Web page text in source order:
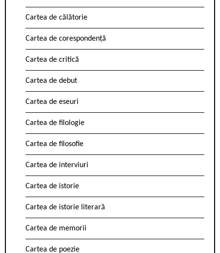
Cartea de călătorie
Cartea de corespondență
Cartea de critică
Cartea de debut
Cartea de eseuri
Cartea de filologie
Cartea de filosofie
Cartea de interviuri
Cartea de istorie
Cartea de istorie literară
Cartea de memorii
Cartea de poezie